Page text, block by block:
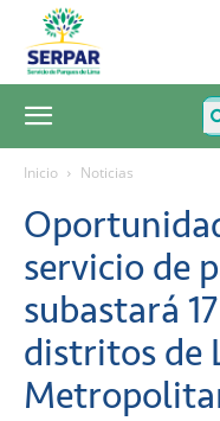
SERPAR
Servicio
de
Parques
Inicio Noticias
servicio de
subastará
distritos de